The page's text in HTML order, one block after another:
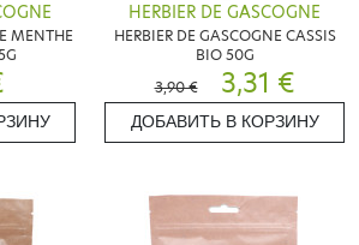
MENTHE
HERBIER DE GASCOGNE
HERBIER DE GASCOGNE CASSIS
BIO 50G
3,90 €
3,31 €
ДОБАВИТЬ В КОРЗИНУ